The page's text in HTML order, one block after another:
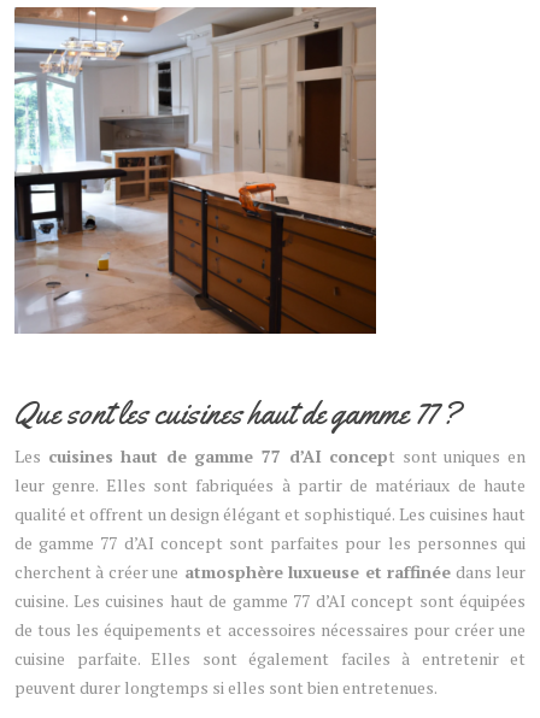
Que sont les cuisines haut de gamme 77 ?
Les cuisines haut de gamme 77 d’AI concept sont uniques en
leur genre. Elles sont fabriquées à partir de matériaux de haute
qualité et offrent un design élégant et sophistiqué. Les cuisines haut
de gamme 77 d’AI concept sont parfaites pour les personnes qui
cherchent à créer une atmosphère luxueuse et raffinée dans leur
cuisine. Les cuisines haut de gamme 77 d’AI concept sont équipées
de tous les équipements et accessoires nécessaires pour créer une
cuisine parfaite. Elles sont également faciles à entretenir et
peuvent durer longtemps si elles sont bien entretenues.